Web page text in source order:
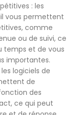
: les
vous permettent
comme
ou de suivi, ce
temps et de vous
importantes.
logiciels de
de
des
ce qui peut